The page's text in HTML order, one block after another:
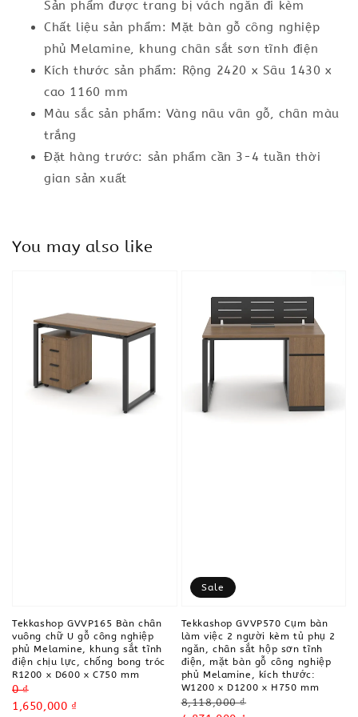
Sản phẩm được trang bị vách ngăn đi kèm
Chất liệu sản phẩm: Mặt bàn gỗ công nghiệp
phủ Melamine, khung chân sắt sơn tĩnh điện
Kích thước sản phẩm: Rộng 2420 x Sâu 1430 x
cao 1160 mm
Màu sắc sản phẩm: Vàng nâu vân gỗ, chân màu
trắng
Đặt hàng trước: sản phẩm cần 3-4 tuần thời
gian sản xuất
You may also like
Tekkashop GVVP165 Bàn chân
vuông chữ U gỗ công nghiệp
phủ Melamine, khung sắt tĩnh
điện chịu lực, chống bong tróc
R1200 x D600 x C750 mm
Regular
price
0 ₫
Sale
1,650,000 ₫
Sale
Tekkashop GVVP570 Cụm bàn
làm việc 2 người kèm tủ phụ 2
ngăn, chân sắt hộp sơn tĩnh
điện, mặt bàn gỗ công nghiệp
phủ Melamine, kích thước:
W1200 x D1200 x H750 mm
Regular
8,118,000 ₫